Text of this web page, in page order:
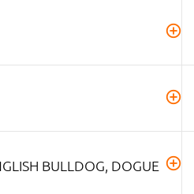
BULLDOG, DOGUE